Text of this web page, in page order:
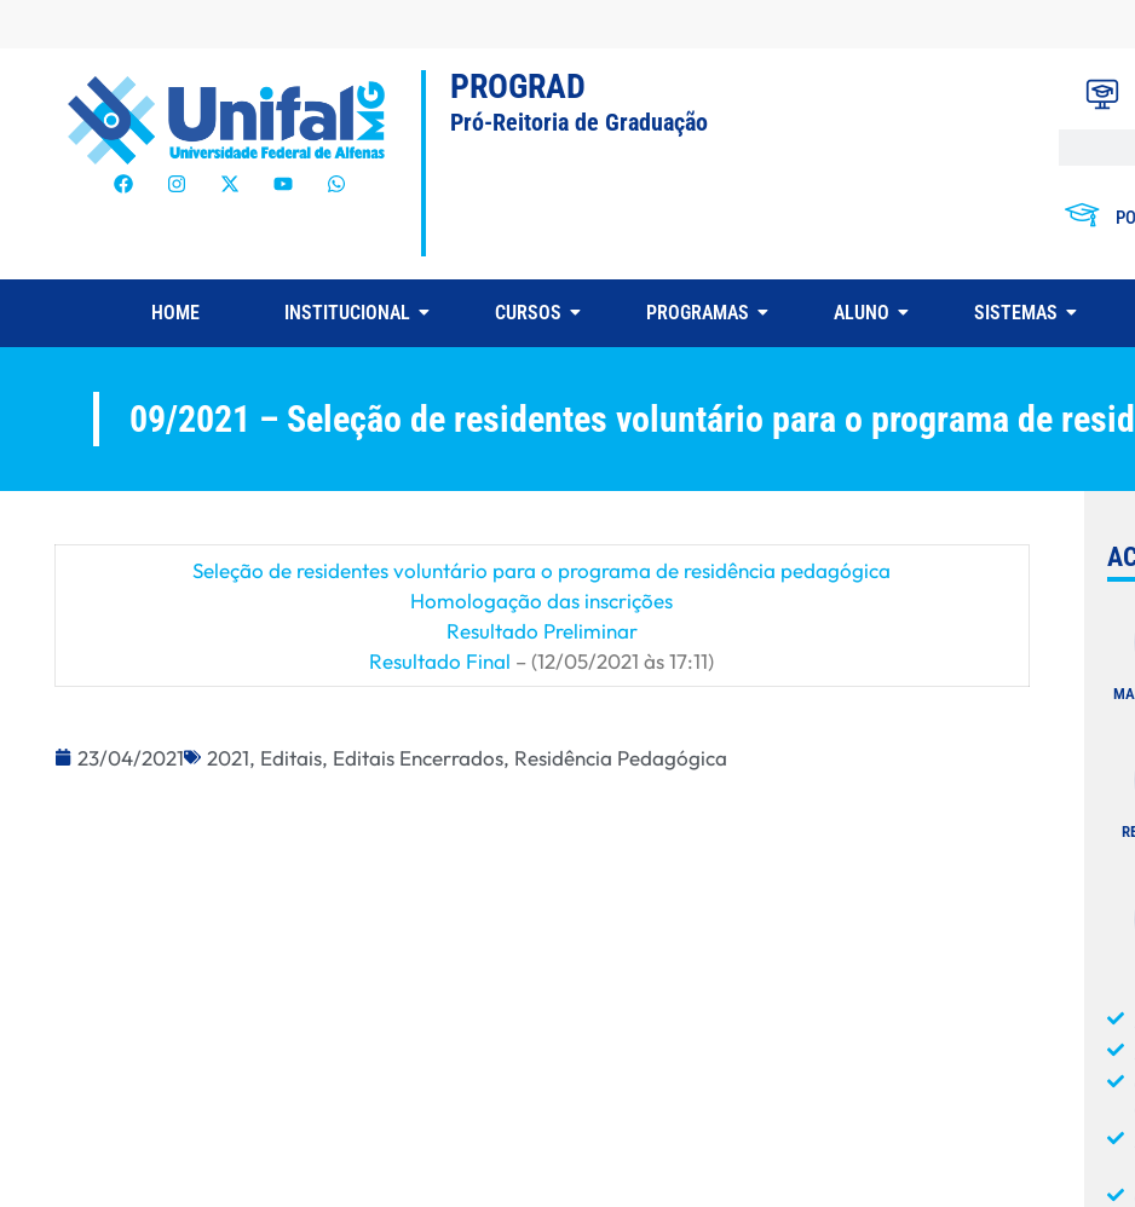
PROGRAD
Pró-Reitoria de Graduação
HOME INSTITUCIONAL CURSOS PROGRAMAS ALUNO SISTEMAS
09/2021 – Seleção de residentes voluntário para o programa de
Seleção de residentes voluntário para o programa de residência pedagógica
Homologação das inscrições
Resultado Preliminar
Resultado Final – (12/05/2021 às 17:11)
23/04/2021 2021, Editais, Editais Encerrados, Residência Pedagógica